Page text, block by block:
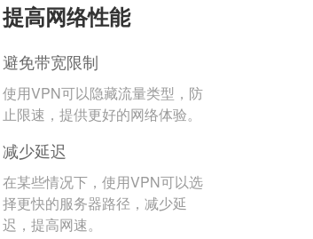
提高网络性能
避免带宽限制
使用VPN可以隐藏流量类型，防
止限速，提供更好的网络体验。
减少延迟
在某些情况下，使用VPN可以选
择更快的服务器路径，减少延
迟，提高网速。